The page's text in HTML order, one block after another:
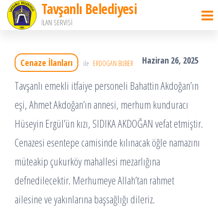
İçeriğe
atla
Tavşanlı Belediyesi
İLAN SERVİSİ
Cenaze İlanları Haziran 26, 2025
ile ERDOGAN BUBER
Tavşanlı emekli itfaiye personeli Bahattin Akdoğan’ın
eşi, Ahmet Akdoğan’ın annesi, merhum kunduracı
Hüseyin Ergül’ün kızı, SIDIKA AKDOĞAN vefat etmiştir.
Cenazesi esentepe camisinde kılınacak öğle namazını
müteakip çukurköy mahallesi mezarlığına
defnedilecektir. Merhumeye Allah’tan rahmet
ailesine ve yakınlarına başsağlığı dileriz.